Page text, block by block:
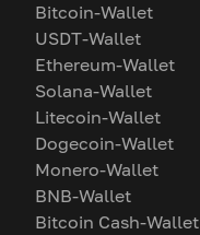
Bitcoin-Wallet
USDT-Wallet
Ethereum-Wallet
Solana-Wallet
Litecoin-Wallet
Dogecoin-Wallet
Monero-Wallet
BNB-Wallet
Bitcoin Cash-Wallet